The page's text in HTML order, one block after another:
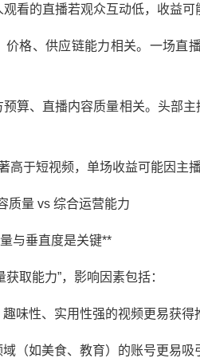
看的直播若观众互动低，收益可
价格、供应链能力相关。一场直
算、直播内容质量相关。头部
高于短视频，单场收益可能因主
质量 vs 综合运营能力
与垂直度是关键**
取能力”，影响因素包括：
味性、实用性强的视频更易获得
（如美食、教育）的账号更易吸